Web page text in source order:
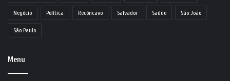
Negócio Política Recôncavo Salvador Saúde São João
São Paulo
Menu